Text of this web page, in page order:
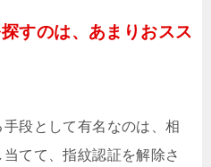
すのは、あまりおスス
段として有名なのは、相
てて、指紋認証を解除さ